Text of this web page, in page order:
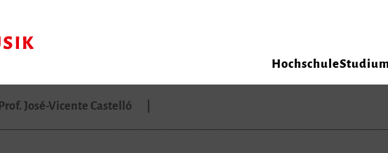
Hochschule
Prof. José-Vicente Castelló